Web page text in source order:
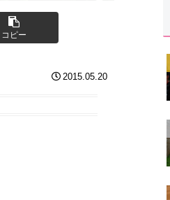
コピー
2015.05.20